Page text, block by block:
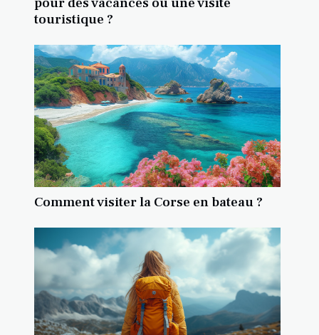
touristique ?
Comment visiter la Corse en bateau ?